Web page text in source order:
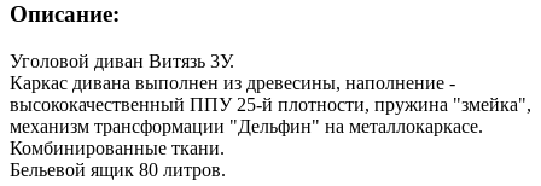
Описание:
Уголовой диван Витязь 3У.
Каркас дивана выполнен из древесины, наполнение -
высококачественный ППУ 25-й плотности, пружина "змейка",
механизм трансформации "Дельфин" на металлокаркасе.
Комбинированные ткани.
Бельевой ящик 80 литров.